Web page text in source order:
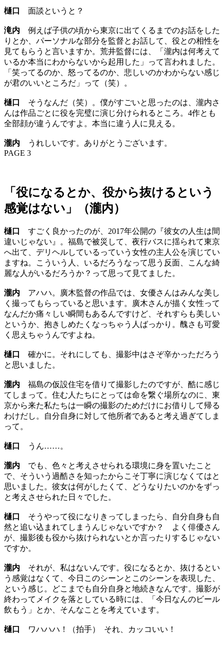
樋口 面談というと？
滝内 例えば子供の頃から東京に出てくるまでのお話をした
りとか、パーソナルな部分を監督とお話して、役との相性を
見てもらうと言いますか。荒井監督には、「瀧内は何考えて
いるか本当にわからないから起用した」って言われました。
「笑ってるのか、怒ってるのか、悲しいのかわからない感じ
が君のいいところだ」って（笑）。
樋口
そうなんだ（笑）。僕がすごいと思ったのは、瀧内さ
んは作品ごとに役を完璧に演じ分けられるところ。4作とも
全部顔が違うんですよ。本当に違う人に見える。
瀧内 うれしいです。ありがとうございます。
PAGE 3
「役になるとか、役から抜けるという
感覚はない」（瀧内）
樋口
すごく良かったのが、2017年公開の『彼女の人生は間
違いじゃない』。福島で被災して、夜行バスに揺られて東京
へ出て、デリヘルしているっていう女性の主人公を演じてい
ますね。こういう人、いるだろうなって思う反面、こんな綺
麗な人がいるだろうか？って思って見てました。
瀧内 アハハ。廣木監督の作品では、女優さんはみんな美し
く撮ってもらっていると思います。廣木さんが描く女性って
なんだか痛々しい瞬間もあるんですけど、それすらも美しい
というか、抱きしめたくなっちゃう人ばっかり。醜さも可愛
く思えちゃうんですよね。
樋口
確かに。それにしても、撮影中はさぞ辛かっただろう
と思いました。
瀧内 福島の仮設住宅を借りて撮影したのですが、酷に感じ
てしまって。住む人たちにとっては命を繋ぐ場所なのに、東
京から来た私たちは一瞬の撮影のためだけにお借りして帰る
わけだし。自分自身に対して他所者であると考え過ぎてしま
って。
樋口 うん……。
瀧内 でも、色々と考えさせられる環境に身を置いたこと
で、そういう過酷さを知ったからこそ丁寧に演じなくてはと
思いました。彼女は何がしたくて、どうなりたいのかをずっ
と考えさせられた日々でした。
樋口
そうやって役になりきってしまったら、自分自身も自
然と追い込まれてしまうんじゃないですか？ よく俳優さん
が、撮影後も役から抜けられないとか言ったりするじゃない
ですか。
瀧内 それが、私はないんです。役になるとか、抜けるとい
う感覚はなくて、今日このシーンとこのシーンを表現した、
という感じ。どこまでも自分自身と地続きなんです。撮影が
終わってメイクを落としている時には、「今日なんのビール
飲もう」とか、そんなことを考えています。
樋口 ワハハハ！（拍手） それ、カッコいい！